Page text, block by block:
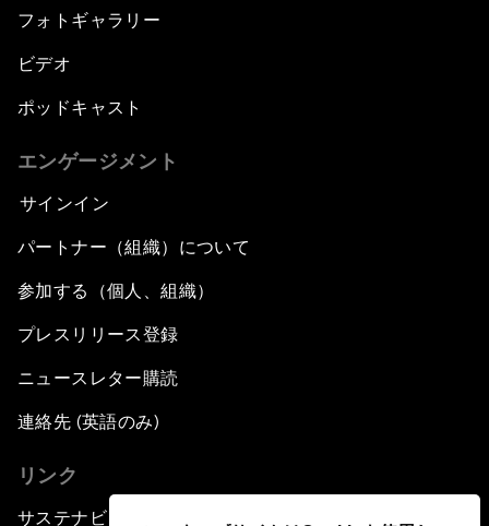
フォトギャラリー
ビデオ
ポッドキャスト
エンゲージメント
サインイン
パートナー（組織）について
参加する（個人、組織）
プレスリリース登録
ニュースレター購読
連絡先 (英語のみ)
リンク
サステナビリティへの取り組み